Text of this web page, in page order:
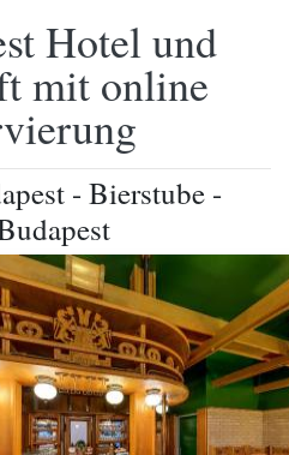
Hotel und
mit online
- Bierstube -